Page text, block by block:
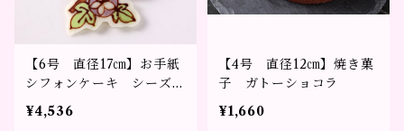
【6号 直径17㎝】お手紙
シフォンケーキ シーズン
デザイン～メッセージを添
えて贈るギフト～
¥4,536
【4号 直径12㎝】焼き菓
子 ガトーショコラ
¥1,660